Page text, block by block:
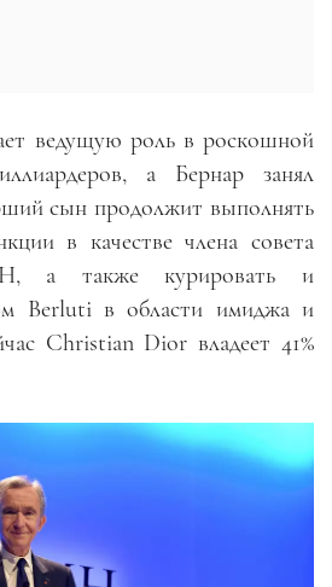
ведущую роль в роскошной
а Бернар занял
сын продолжит выполнять
в качестве члена совета
а также курировать и
Berluti в области имиджа и
Christian Dior владеет 41%